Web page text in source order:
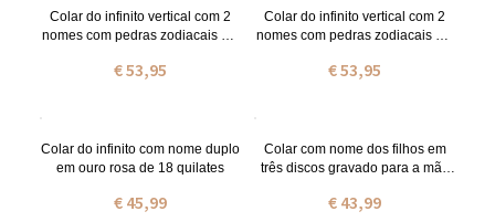
Colar do infinito vertical com 2
nomes com pedras zodiacais em
€ 53,95
Colar do infinito vertical com 2
nomes com pedras zodiacais em
€ 53,95
Colar do infinito com nome duplo
em ouro rosa de 18 quilates
€ 45,99
Colar com nome dos filhos em
três discos gravado para a mãe
€ 43,99